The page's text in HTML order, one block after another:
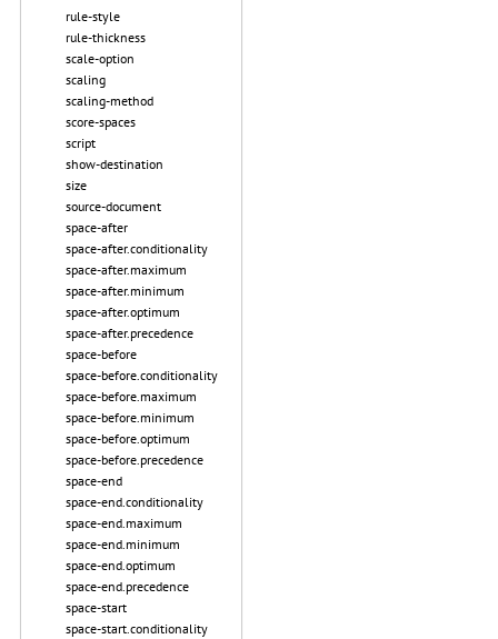
rule-style
rule-thickness
scale-option
scaling
scaling-method
score-spaces
script
show-destination
size
source-document
space-after
space-after.conditionality
space-after.maximum
space-after.minimum
space-after.optimum
space-after.precedence
space-before
space-before.conditionality
space-before.maximum
space-before.minimum
space-before.optimum
space-before.precedence
space-end
space-end.conditionality
space-end.maximum
space-end.minimum
space-end.optimum
space-end.precedence
space-start
space-start.conditionality